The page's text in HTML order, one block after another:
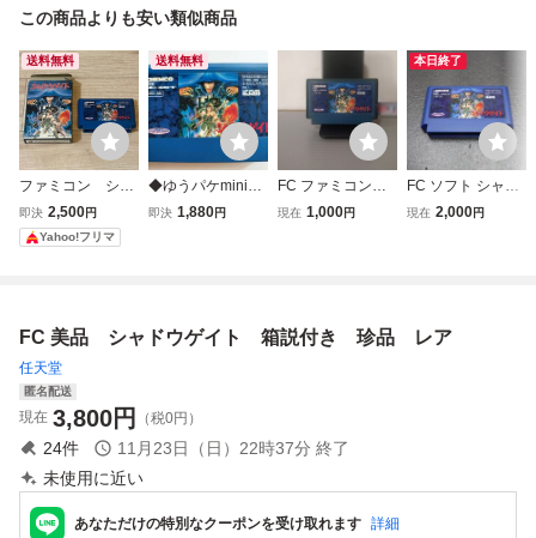
この商品よりも安い類似商品
送料無料
ファミコン シャ
ドウゲイト 箱付
き FC
即決 2,500円
Yahoo!フリマ
送料無料
◆ゆうパケmini送
料無料◆FC ファ
即決 1,880円
FC ファミコンソ
フト シャドウゲイ
現在 1,000円
本日終了
FC ソフト シャド
ウゲイト
現在 2,000円
FC 美品 シャドウゲイト 箱説付き 珍品 レア
任天堂
匿名配送
現在 3,800円 （税0円）
24件 11月23日（日）22時37分 終了
未使用に近い
あなただけの特別なクーポンを受け取れます 詳細